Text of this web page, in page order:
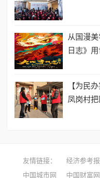
从国漫
日志》
【为民
凤岗村
友情链接： 经济参考报
中国城市网
中国财富网